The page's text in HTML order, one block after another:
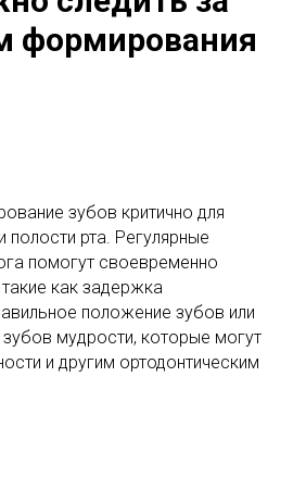
формирования
зубов критично для
полости рта. Регулярные
помогут своевременно
как задержка
положение зубов или
зубов мудрости, которые могут
и другим ортодонтическим